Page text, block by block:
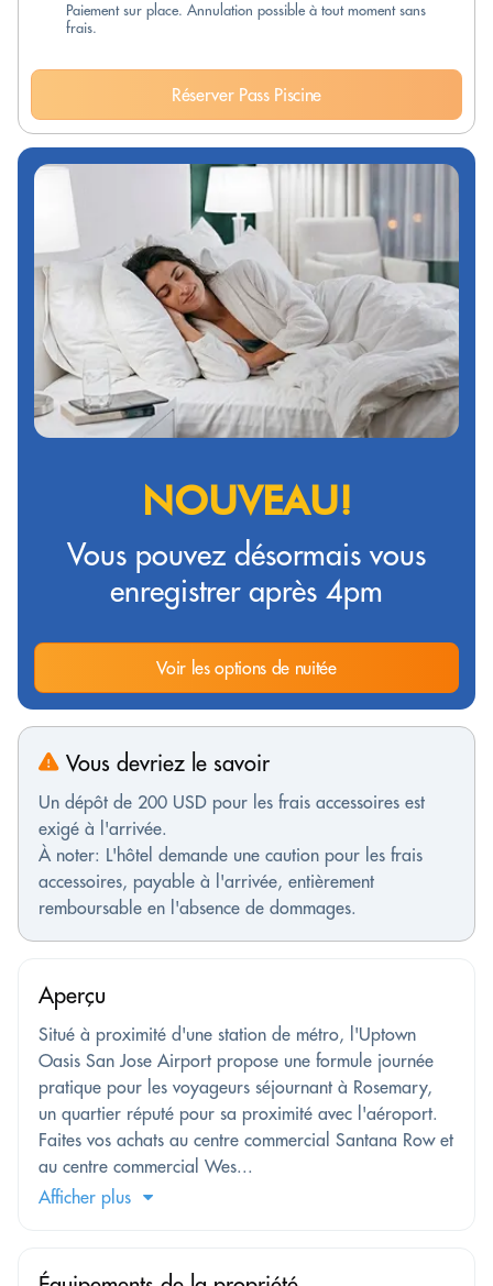
Paiement sur place. Annulation possible à tout moment sans
frais.
Réserver Pass Piscine
NOUVEAU!
Vous pouvez désormais vous
enregistrer après 4pm
Voir les options de nuitée
Vous devriez le savoir
Un dépôt de 200 USD pour les frais accessoires est
exigé à l'arrivée.
À noter: L'hôtel demande une caution pour les frais
accessoires, payable à l'arrivée, entièrement
remboursable en l'absence de dommages.
Aperçu
Situé à proximité d'une station de métro, l'Uptown
Oasis San Jose Airport propose une formule journée
pratique pour les voyageurs séjournant à Rosemary,
un quartier réputé pour sa proximité avec l'aéroport.
Faites vos achats au centre commercial Santana Row et
au centre commercial Wes...
Afficher plus